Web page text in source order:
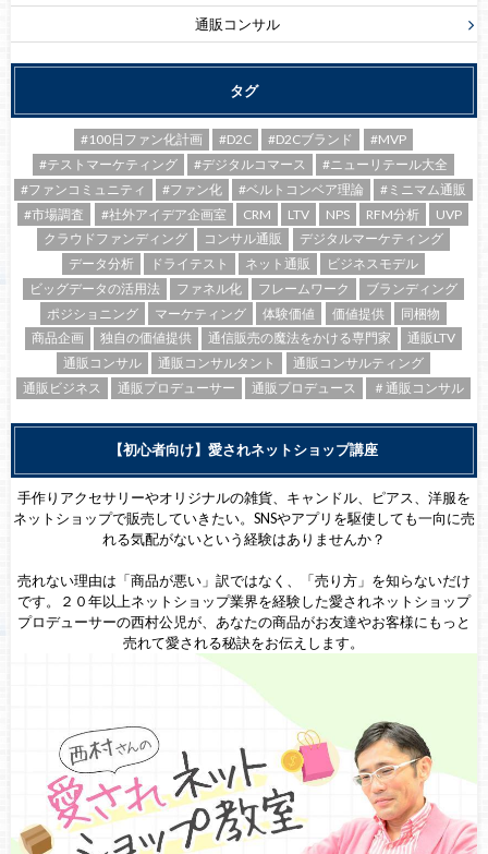
通販コンサル
タグ
#100日ファン化計画 #D2C #D2Cブランド
#MVP
#テストマーケティング
#デジタルコマース
#ニューリテール大全
#ファンコミュニティ
#ファン化 #ベルトコンベア理論
#ミニマム通販
#市場調査
#社外アイデア企画室 CRM LTV NPS RFM分析
UVP
クラウドファンディング
コンサル通販
デジタルマーケティング
データ分析
ドライテスト ネット通販
ビジネスモデル
ビッグデータの活用法
ファネル化 フレームワーク
ブランディング
ポジショニング
マーケティング 体験価値 価値提供
同梱物
商品企画
独自の価値提供 通信販売の魔法をかける専門家
通販LTV
通販コンサル
通販コンサルタント
通販コンサルティング
通販ビジネス
通販プロデューサー 通販プロデュース ＃通販コンサル
【初心者向け】愛されネットショップ講座
手作りアクセサリーやオリジナルの雑貨、キャンドル、ピアス、洋服を
ネットショップで販売していきたい。SNSやアプリを駆使しても一向に売
れる気配がないという経験はありませんか？
売れない理由は「商品が悪い」訳ではなく、「売り方」を知らないだけ
です。２０年以上ネットショップ業界を経験した愛されネットショップ
プロデューサーの西村公児が、あなたの商品がお友達やお客様にもっと
売れて愛される秘訣をお伝えします。